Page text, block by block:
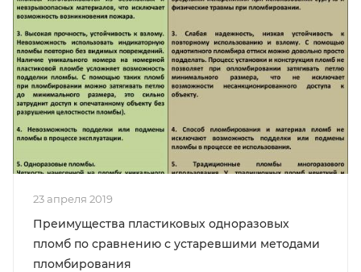
23 апреля 2019
Преимущества пластиковых одноразовых
пломб по сравнению с устаревшими методами
пломбирования